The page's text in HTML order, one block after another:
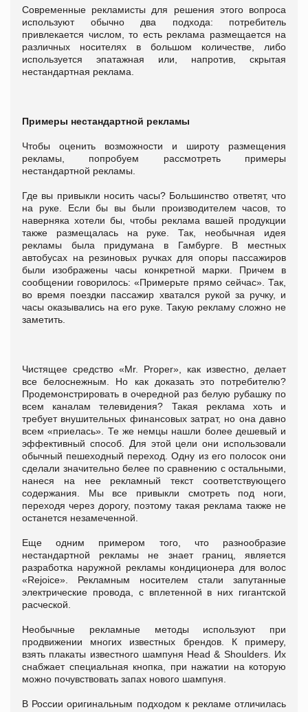
Современные рекламисты для решения этого вопроса
используют обычно два подхода: потребитель
привлекается числом, то есть реклама размещается на
различных носителях в большом количестве, либо
используется эпатажная или, напротив, скрытая
нестандартная реклама.
Примеры нестандартной рекламы
Чтобы оценить возможности и широту размещения
рекламы, попробуем рассмотреть примеры
нестандартной рекламы.
Где вы привыкли носить часы? Большинство ответят, что
на руке. Если бы вы были производителем часов, то
наверняка хотели бы, чтобы реклама вашей продукции
также размещалась на руке. Так, необычная идея
рекламы была придумана в Гамбурге. В местных
автобусах на резиновых ручках для опоры пассажиров
были изображены часы конкретной марки. Причем в
сообщении говорилось: «Примерьте прямо сейчас». Так,
во время поездки пассажир хватался рукой за ручку, и
часы оказывались на его руке. Такую рекламу сложно не
заметить.
Чистящее средство «Mr. Proper», как известно, делает
все белоснежным. Но как доказать это потребителю?
Продемонстрировать в очередной раз белую рубашку по
всем каналам телевидения? Такая реклама хоть и
требует внушительных финансовых затрат, но она давно
всем «приелась». Те же немцы нашли более дешевый и
эффективный способ. Для этой цели они использовали
обычный пешеходный переход. Одну из его полосок они
сделали значительно белее по сравнению с остальными,
нанеся на нее рекламный текст соответствующего
содержания. Мы все привыкли смотреть под ноги,
переходя через дорогу, поэтому такая реклама также не
останется незамеченной.
Еще одним примером того, что разнообразие
нестандартной рекламы не знает границ, является
разработка наружной рекламы кондиционера для волос
«Rejoice». Рекламным носителем стали запутанные
электрические провода, с вплетенной в них гигантской
расческой.
Необычные рекламные методы используют при
продвижении многих известных брендов. К примеру,
взять плакаты известного шампуня Head & Shoulders. Их
снабжает специальная кнопка, при нажатии на которую
можно почувствовать запах нового шампуня.
В России оригинальным подходом к рекламе отличилась